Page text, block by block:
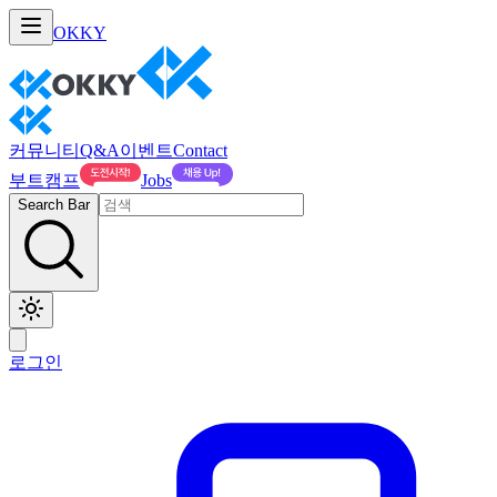
OKKY
커뮤니티 Q&A이벤트Contact
부트캠프
Jobs
Search Bar
로그인